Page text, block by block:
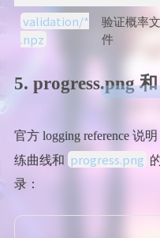
validation/*
.npz
验证概率文
件
5. progress.png
官方 logging reference 说
练曲线和 progress.png
录：